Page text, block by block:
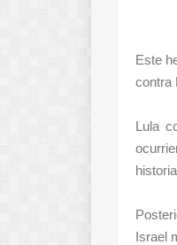
Este
contra
Lula
Israel